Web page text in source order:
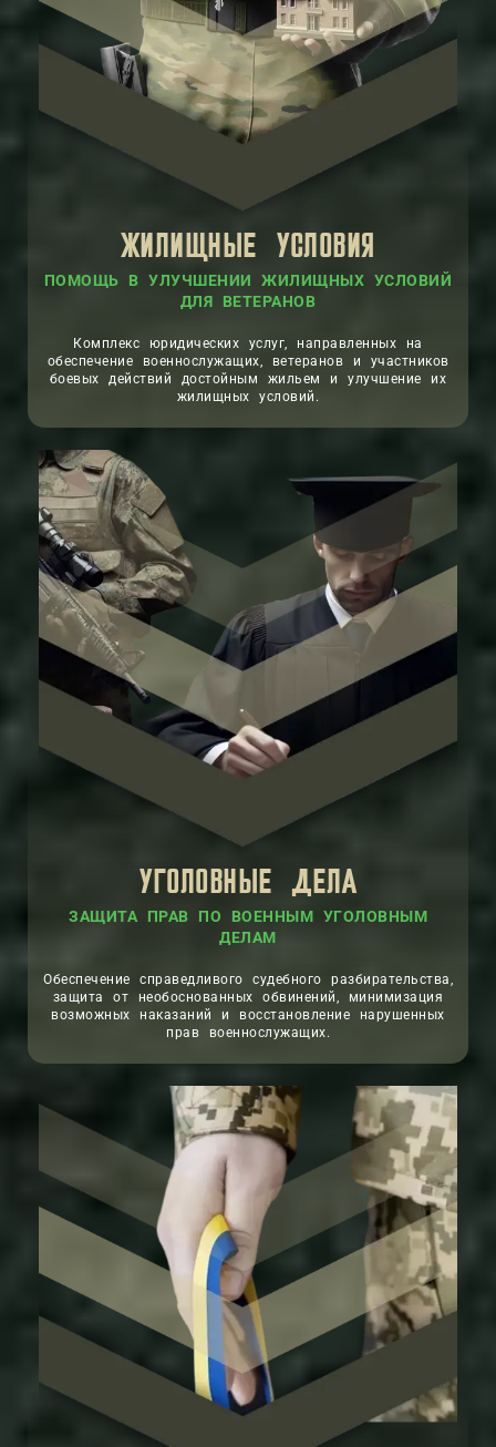
ЖИЛИЩНЫЕ УСЛОВИЯ
ПОМОЩЬ В УЛУЧШЕНИИ ЖИЛИЩНЫХ УСЛОВИЙ
ДЛЯ ВЕТЕРАНОВ
Комплекс юридических услуг, направленных на
обеспечение военнослужащих, ветеранов и участников
боевых действий достойным жильем и улучшение их
жилищных условий.
УГОЛОВНЫЕ ДЕЛА
ЗАЩИТА ПРАВ ПО ВОЕННЫМ УГОЛОВНЫМ
ДЕЛАМ
Обеспечение справедливого судебного разбирательства,
защита от необоснованных обвинений, минимизация
возможных наказаний и восстановление нарушенных
прав военнослужащих.